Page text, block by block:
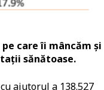
care îi mâncăm și
sănătoase.
ajutorul a 138.527